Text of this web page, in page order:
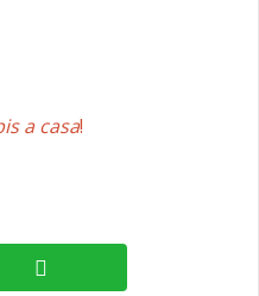
a casa!